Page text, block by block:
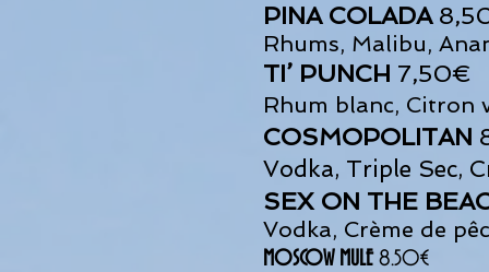
PINA COLADA
Rhums, Malibu,
TI’ PUNCH 7,50€
Rhum blanc, Citron
COSMOPOLITAN
Vodka, Triple Sec,
SEX ON THE BE
Vodka, Crème de
MOSCOW MULE8.50€